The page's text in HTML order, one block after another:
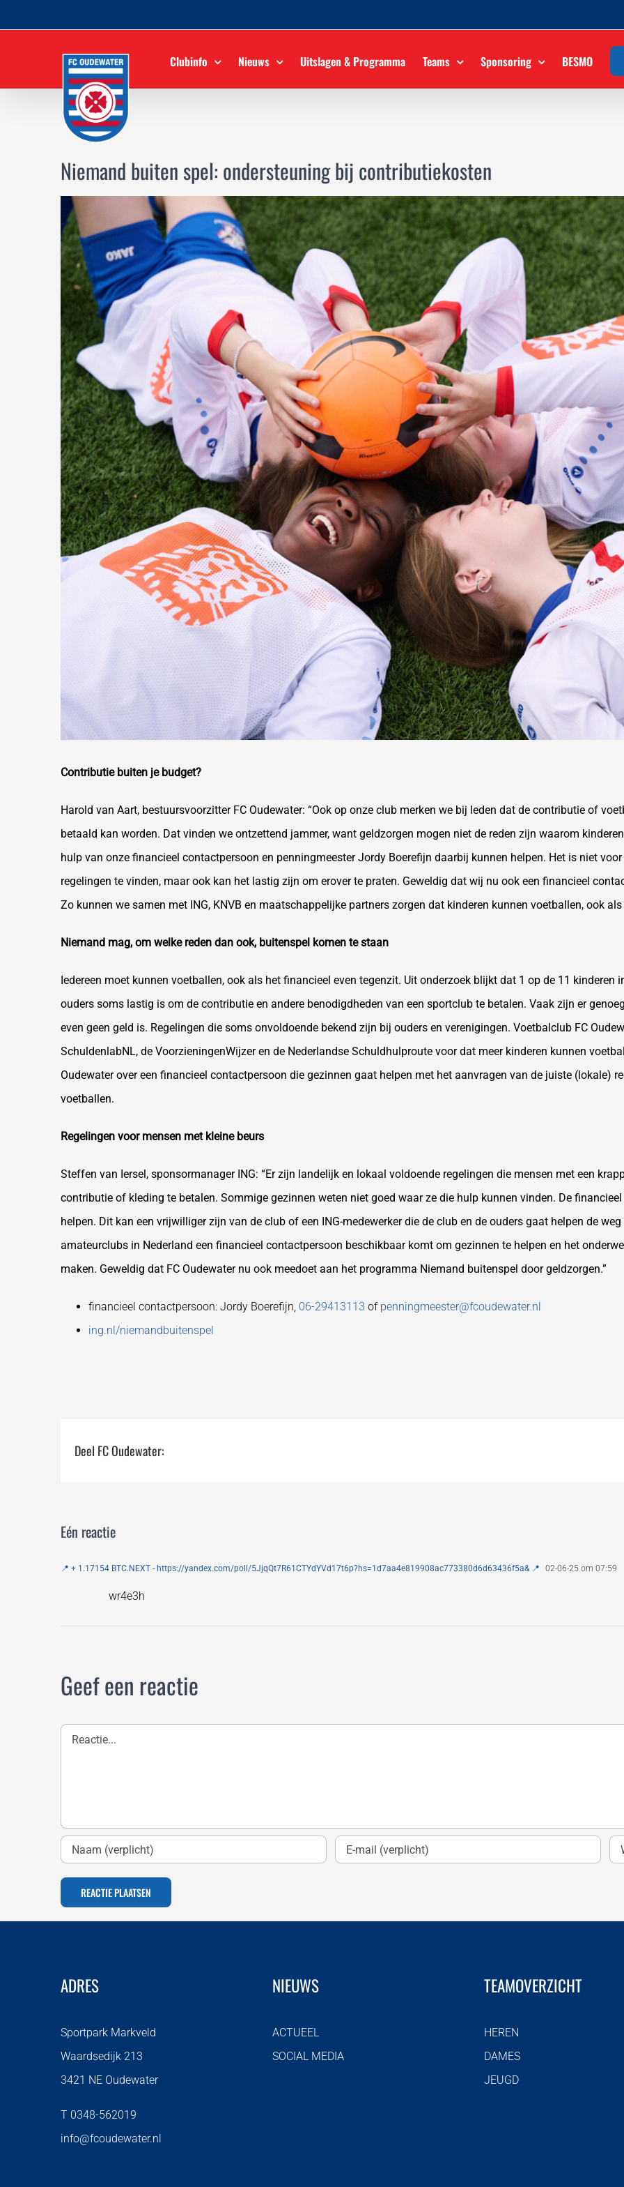
naar
Clubinfo Nieuws Uitslagen & Programma Teams Sponsoring BESMO
Niemand buiten spel: ondersteuning bij contributiekosten
Bekijk
grotere
afbeelding
Contributie buiten je budget?
Harold van Aart, bestuursvoorzitter FC Oudewater: “Ook op onze club merken we bij leden dat de contributie of
betaald kan worden. Dat vinden we ontzettend jammer, want geldzorgen mogen niet de reden zijn waarom
hulp van onze financieel contactpersoon en penningmeester Jordy Boerefijn daarbij kunnen helpen. Het is niet
regelingen te vinden, maar ook kan het lastig zijn om erover te praten. Geweldig dat wij nu ook een financieel
Zo kunnen we samen met ING, KNVB en maatschappelijke partners zorgen dat kinderen kunnen voetballen, ook als
Niemand mag, om welke reden dan ook, buitenspel komen te staan
Iedereen moet kunnen voetballen, ook als het financieel even tegenzit. Uit onderzoek blijkt dat 1 op de 11
ouders soms lastig is om de contributie en andere benodigdheden van een sportclub te betalen. Vaak zijn er
even geen geld is. Regelingen die soms onvoldoende bekend zijn bij ouders en verenigingen. Voetbalclub FC
SchuldenlabNL, de VoorzieningenWijzer en de Nederlandse Schuldhulproute voor dat meer kinderen kunnen
Oudewater over een financieel contactpersoon die gezinnen gaat helpen met het aanvragen van de juiste (lokale)
voetballen.
Regelingen voor mensen met kleine beurs
Steffen van Iersel, sponsormanager ING: “Er zijn landelijk en lokaal voldoende regelingen die mensen met een
contributie of kleding te betalen. Sommige gezinnen weten niet goed waar ze die hulp kunnen vinden. De
helpen. Dit kan een vrijwilliger zijn van de club of een ING-medewerker die de club en de ouders gaat helpen de
amateurclubs in Nederland een financieel contactpersoon beschikbaar komt om gezinnen te helpen en het
maken. Geweldig dat FC Oudewater nu ook meedoet aan het programma Niemand buitenspel door geldzorgen.”
financieel contactpersoon: Jordy Boerefijn, 06-29413113 of penningmeester@fcoudewater.nl
ing.nl/niemandbuitenspel
Deel FC Oudewater:
Eén reactie
📍 + 1.17154 BTC.NEXT - https://yandex.com/poll/5JjqQt7R61CTYdYVd17t6p?hs=1d7aa4e819908ac773380d6d63436f5a& 📍 02-06-25 om 07:59
wr4e3h
Geef een reactie
Reactie
ADRES
Sportpark Markveld
Waardsedijk 213
3421 NE Oudewater
T 0348-562019
info@fcoudewater.nl
NIEUWS
ACTUEEL
SOCIAL MEDIA
TEAMOVERZICHT
HEREN
DAMES
JEUGD